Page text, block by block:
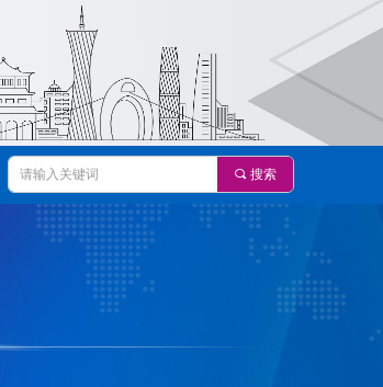
끠 搜索